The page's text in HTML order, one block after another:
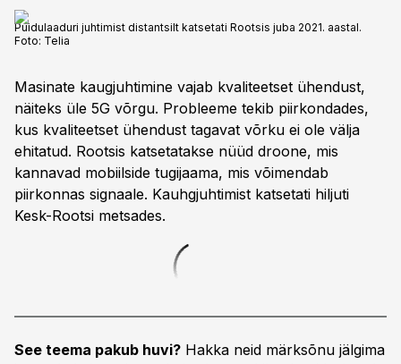
Puidulaaduri juhtimist distantsilt katsetati Rootsis juba 2021. aastal.
Foto: Telia
Masinate kaugjuhtimine vajab kvaliteetset ühendust,
näiteks üle 5G võrgu. Probleeme tekib piirkondades,
kus kvaliteetset ühendust tagavat võrku ei ole välja
ehitatud. Rootsis katsetatakse nüüd droone, mis
kannavad mobiilside tugijaama, mis võimendab
piirkonnas signaale. Kauhgjuhtimist katsetati hiljuti
Kesk-Rootsi metsades.
See teema pakub huvi? Hakka neid märksõnu jälgima